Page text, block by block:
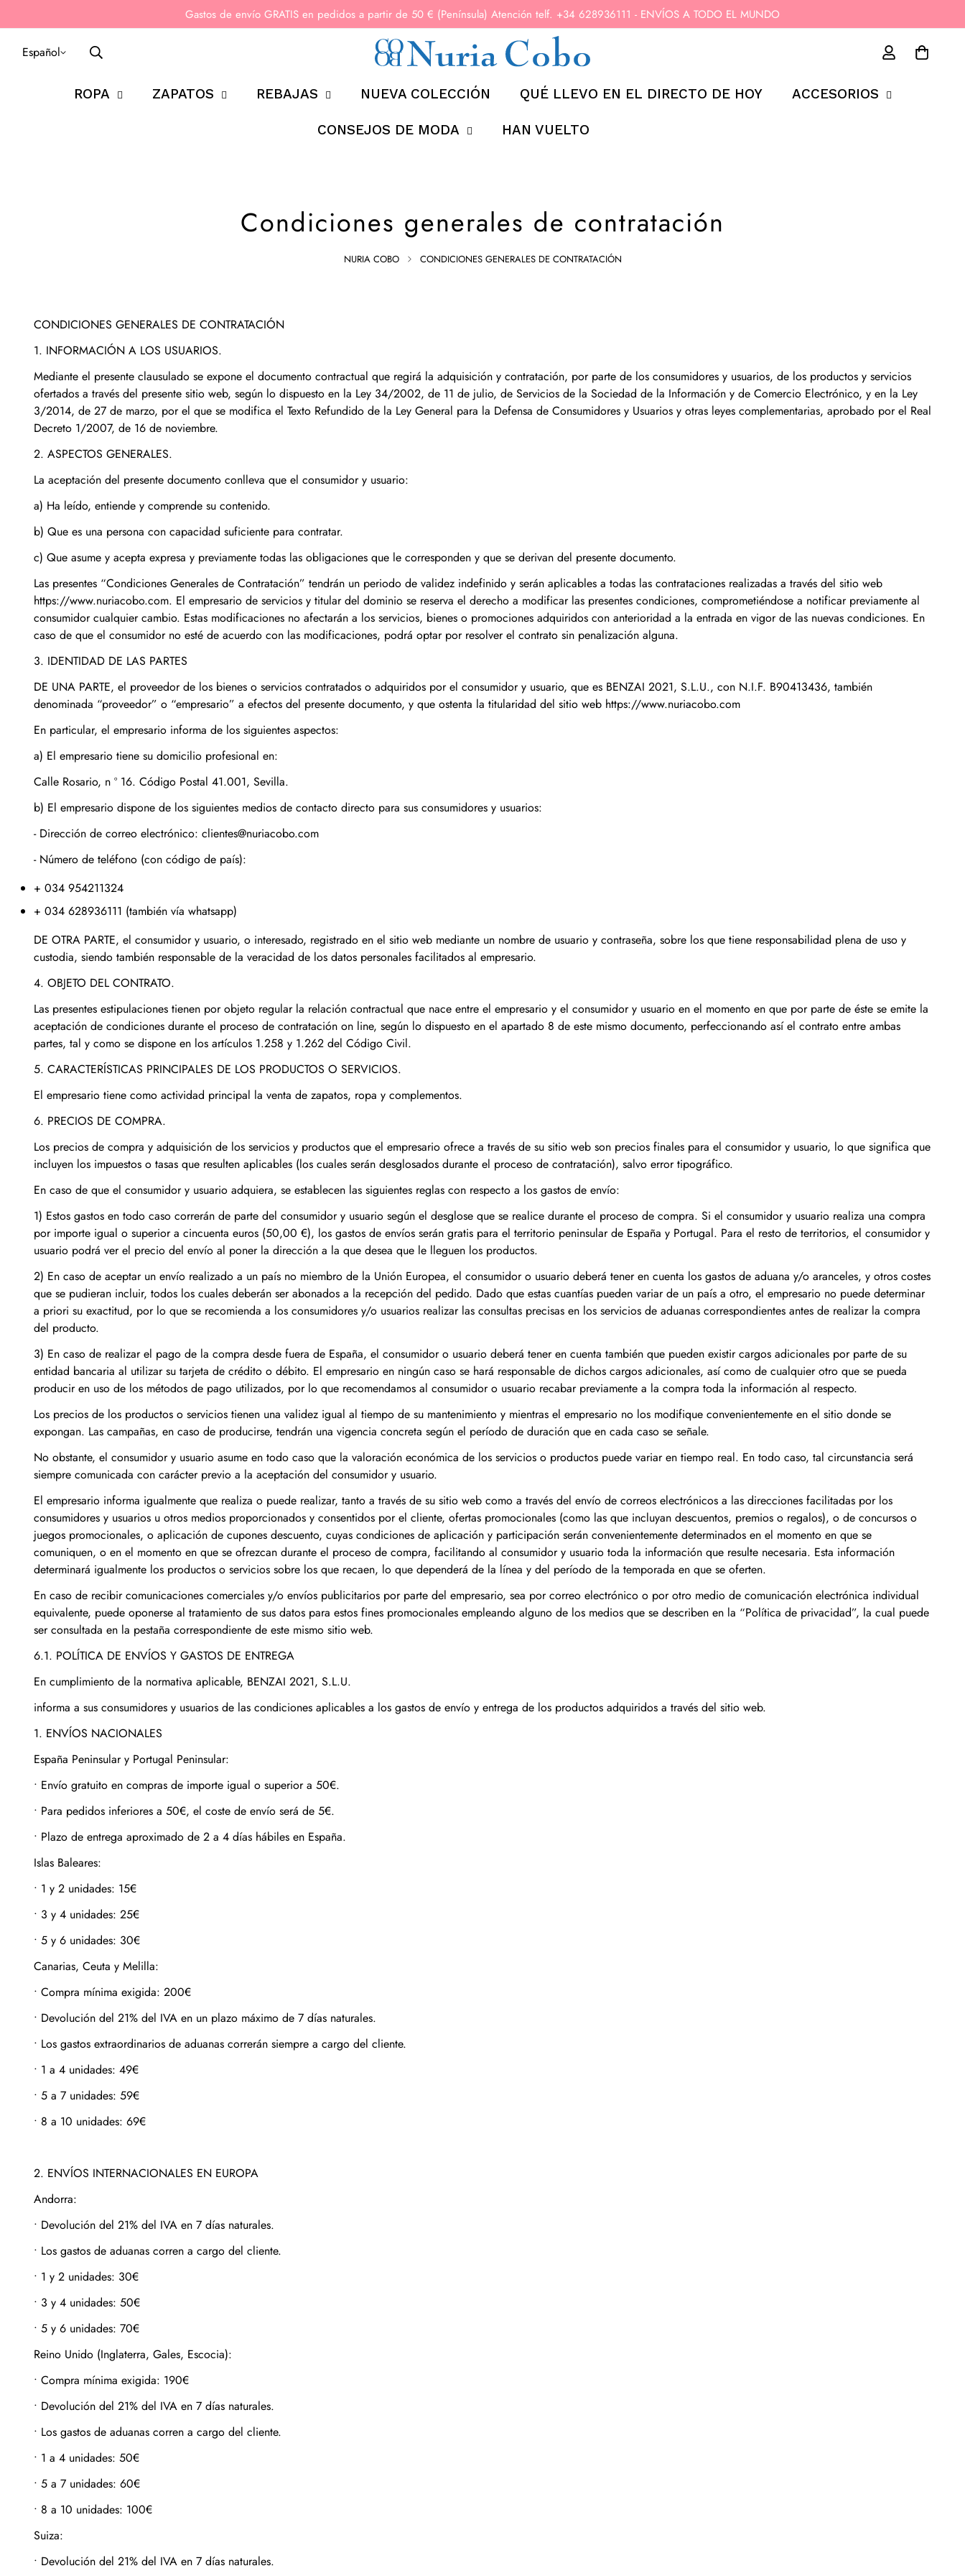
Gastos de envío GRATIS en pedidos a partir de 50 € (Península) Atención telf. +34 628936111 - ENVÍOS A TODO EL MUNDO
Español
ROPA ZAPATOS REBAJAS NUEVA COLECCIÓN QUÉ LLEVO EN EL DIRECTO DE HOY ACCESORIOS
CONSEJOS DE MODA HAN VUELTO
Condiciones generales de contratación
NURIA COBO CONDICIONES GENERALES DE CONTRATACIÓN
CONDICIONES GENERALES DE CONTRATACIÓN
1. INFORMACIÓN A LOS USUARIOS.
Mediante el presente clausulado se expone el documento contractual que regirá la adquisición y contratación, por parte de los consumidores y usuarios, de los productos y servicios
ofertados a través del presente sitio web, según lo dispuesto en la Ley 34/2002, de 11 de julio, de Servicios de la Sociedad de la Información y de Comercio Electrónico, y en la Ley
3/2014, de 27 de marzo, por el que se modifica el Texto Refundido de la Ley General para la Defensa de Consumidores y Usuarios y otras leyes complementarias, aprobado por el Real
Decreto 1/2007, de 16 de noviembre.
2. ASPECTOS GENERALES.
La aceptación del presente documento conlleva que el consumidor y usuario:
a) Ha leído, entiende y comprende su contenido.
b) Que es una persona con capacidad suficiente para contratar.
c) Que asume y acepta expresa y previamente todas las obligaciones que le corresponden y que se derivan del presente documento.
Las presentes “Condiciones Generales de Contratación” tendrán un periodo de validez indefinido y serán aplicables a todas las contrataciones realizadas a través del sitio web
https://www.nuriacobo.com. El empresario de servicios y titular del dominio se reserva el derecho a modificar las presentes condiciones, comprometiéndose a notificar previamente al
consumidor cualquier cambio. Estas modificaciones no afectarán a los servicios, bienes o promociones adquiridos con anterioridad a la entrada en vigor de las nuevas condiciones. En
caso de que el consumidor no esté de acuerdo con las modificaciones, podrá optar por resolver el contrato sin penalización alguna.
3. IDENTIDAD DE LAS PARTES
DE UNA PARTE, el proveedor de los bienes o servicios contratados o adquiridos por el consumidor y usuario, que es BENZAI 2021, S.L.U., con N.I.F. B90413436, también
denominada “proveedor” o “empresario” a efectos del presente documento, y que ostenta la titularidad del sitio web https://www.nuriacobo.com
En particular, el empresario informa de los siguientes aspectos:
a) El empresario tiene su domicilio profesional en:
Calle Rosario, n º 16. Código Postal 41.001, Sevilla.
b) El empresario dispone de los siguientes medios de contacto directo para sus consumidores y usuarios:
- Dirección de correo electrónico: clientes@nuriacobo.com
- Número de teléfono (con código de país):
+ 034 954211324
+ 034 628936111 (también vía whatsapp)
‎DE OTRA PARTE, el consumidor y usuario, o interesado, registrado en el sitio web mediante un nombre de usuario y contraseña, sobre los que tiene responsabilidad plena de uso y
custodia, siendo también responsable de la veracidad de los datos personales facilitados al empresario.
4. OBJETO DEL CONTRATO.
Las presentes estipulaciones tienen por objeto regular la relación contractual que nace entre el empresario y el consumidor y usuario en el momento en que por parte de éste se emite la
aceptación de condiciones durante el proceso de contratación on line, según lo dispuesto en el apartado 8 de este mismo documento, perfeccionando así el contrato entre ambas
partes, tal y como se dispone en los artículos 1.258 y 1.262 del Código Civil.
5. CARACTERÍSTICAS PRINCIPALES DE LOS PRODUCTOS O SERVICIOS.
El empresario tiene como actividad principal la venta de zapatos, ropa y complementos.
6. PRECIOS DE COMPRA.
Los precios de compra y adquisición de los servicios y productos que el empresario ofrece a través de su sitio web son precios finales para el consumidor y usuario, lo que significa que
incluyen los impuestos o tasas que resulten aplicables (los cuales serán desglosados durante el proceso de contratación), salvo error tipográfico.
En caso de que el consumidor y usuario adquiera, se establecen las siguientes reglas con respecto a los gastos de envío:
1) Estos gastos en todo caso correrán de parte del consumidor y usuario según el desglose que se realice durante el proceso de compra. Si el consumidor y usuario realiza una compra
por importe igual o superior a cincuenta euros (50,00 €), los gastos de envíos serán gratis para el territorio peninsular de España y Portugal. Para el resto de territorios, el consumidor y
usuario podrá ver el precio del envío al poner la dirección a la que desea que le lleguen los productos.
2) En caso de aceptar un envío realizado a un país no miembro de la Unión Europea, el consumidor o usuario deberá tener en cuenta los gastos de aduana y/o aranceles, y otros costes
que se pudieran incluir, todos los cuales deberán ser abonados a la recepción del pedido. Dado que estas cuantías pueden variar de un país a otro, el empresario no puede determinar
a priori su exactitud, por lo que se recomienda a los consumidores y/o usuarios realizar las consultas precisas en los servicios de aduanas correspondientes antes de realizar la compra
del producto.
3) En caso de realizar el pago de la compra desde fuera de España, el consumidor o usuario deberá tener en cuenta también que pueden existir cargos adicionales por parte de su
entidad bancaria al utilizar su tarjeta de crédito o débito. El empresario en ningún caso se hará responsable de dichos cargos adicionales, así como de cualquier otro que se pueda
producir en uso de los métodos de pago utilizados, por lo que recomendamos al consumidor o usuario recabar previamente a la compra toda la información al respecto.
Los precios de los productos o servicios tienen una validez igual al tiempo de su mantenimiento y mientras el empresario no los modifique convenientemente en el sitio donde se
expongan. Las campañas, en caso de producirse, tendrán una vigencia concreta según el período de duración que en cada caso se señale.
No obstante, el consumidor y usuario asume en todo caso que la valoración económica de los servicios o productos puede variar en tiempo real. En todo caso, tal circunstancia será
siempre comunicada con carácter previo a la aceptación del consumidor y usuario.
El empresario informa igualmente que realiza o puede realizar, tanto a través de su sitio web como a través del envío de correos electrónicos a las direcciones facilitadas por los
consumidores y usuarios u otros medios proporcionados y consentidos por el cliente, ofertas promocionales (como las que incluyan descuentos, premios o regalos), o de concursos o
juegos promocionales, o aplicación de cupones descuento, cuyas condiciones de aplicación y participación serán convenientemente determinados en el momento en que se
comuniquen, o en el momento en que se ofrezcan durante el proceso de compra, facilitando al consumidor y usuario toda la información que resulte necesaria. Esta información
determinará igualmente los productos o servicios sobre los que recaen, lo que dependerá de la línea y del período de la temporada en que se oferten.
En caso de recibir comunicaciones comerciales y/o envíos publicitarios por parte del empresario, sea por correo electrónico o por otro medio de comunicación electrónica individual
equivalente, puede oponerse al tratamiento de sus datos para estos fines promocionales empleando alguno de los medios que se describen en la “Política de privacidad”, la cual puede
ser consultada en la pestaña correspondiente de este mismo sitio web.
6.1. POLÍTICA DE ENVÍOS Y GASTOS DE ENTREGA
En cumplimiento de la normativa aplicable, BENZAI 2021, S.L.U.
informa a sus consumidores y usuarios de las condiciones aplicables a los gastos de envío y entrega de los productos adquiridos a través del sitio web.
1. ENVÍOS NACIONALES
España Peninsular y Portugal Peninsular:
• Envío gratuito en compras de importe igual o superior a 50€.
• Para pedidos inferiores a 50€, el coste de envío será de 5€.
• Plazo de entrega aproximado de 2 a 4 días hábiles en España.
Islas Baleares:
• 1 y 2 unidades: 15€
• 3 y 4 unidades: 25€
• 5 y 6 unidades: 30€
Canarias, Ceuta y Melilla:
• Compra mínima exigida: 200€
• Devolución del 21% del IVA en un plazo máximo de 7 días naturales.
• Los gastos extraordinarios de aduanas correrán siempre a cargo del cliente.
• 1 a 4 unidades: 49€
• 5 a 7 unidades: 59€
• 8 a 10 unidades: 69€
2. ENVÍOS INTERNACIONALES EN EUROPA
Andorra:
• Devolución del 21% del IVA en 7 días naturales.
• Los gastos de aduanas corren a cargo del cliente.
• 1 y 2 unidades: 30€
• 3 y 4 unidades: 50€
• 5 y 6 unidades: 70€
Reino Unido (Inglaterra, Gales, Escocia):
• Compra mínima exigida: 190€
• Devolución del 21% del IVA en 7 días naturales.
• Los gastos de aduanas corren a cargo del cliente.
• 1 a 4 unidades: 50€
• 5 a 7 unidades: 60€
• 8 a 10 unidades: 100€
Suiza:
• Devolución del 21% del IVA en 7 días naturales.
¡No te pierdas
nada!
Novedades, noticias, lo último y
muchomás
¡¡Apúntame!!